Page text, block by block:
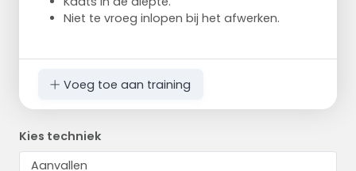
Niet te vroeg inlopen bij het afwerken.
Voeg toe aan training
Kies techniek